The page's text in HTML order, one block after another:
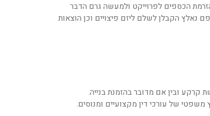
הכספים לפרוייקט ולמעשה גרם הדבר
נאלץ הקבלן לשלם ליזם פיצויים וכן הוצאות
ובין אם מדובר בהזמנת בנייה.
משפטי של עורכי דין מקצועיים ומנוסים.